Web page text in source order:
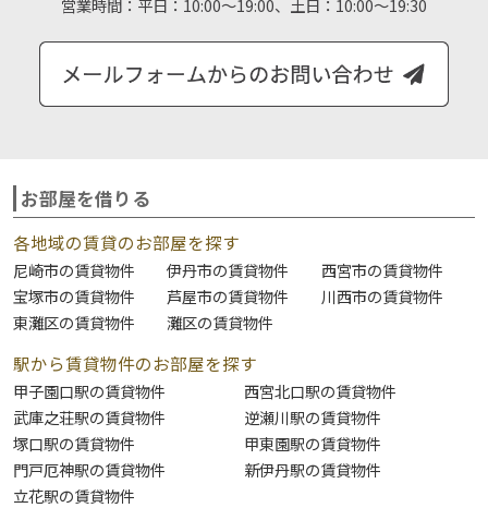
お部屋を借りる
各地域の賃貸のお部屋を探す
尼崎市の賃貸物件 伊丹市の賃貸物件
西宮市の賃貸物件
宝塚市の賃貸物件
芦屋市の賃貸物件
川西市の賃貸物件
東灘区の賃貸物件
灘区の賃貸物件
駅から賃貸物件のお部屋を探す
甲子園口駅の賃貸物件
西宮北口駅の賃貸物件
武庫之荘駅の賃貸物件
逆瀬川駅の賃貸物件
塚口駅の賃貸物件
甲東園駅の賃貸物件
門戸厄神駅の賃貸物件
新伊丹駅の賃貸物件
立花駅の賃貸物件